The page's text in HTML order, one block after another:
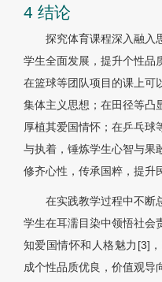
4 结论
探究体育课程深入融入
学生全面发展，提升个性品
在篮球等团队项目的课上可
集体主义思想；在田径等凸
厚植其爱国情怀；在乒乓球
与执着，锤炼学生心智与果
修齐心性，传承国粹，提升
在实践教学过程中不断
学生在耳濡目染中领悟社会
知爱国情怀和人格魅力[3]
成个性品质优良，价值观导